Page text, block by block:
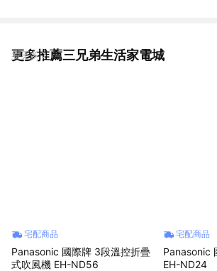
更多推薦三兄弟生活家電城
看更多
宅配商品
Panasonic 國際牌 3段溫控折疊
式吹風機 EH-ND56
宅配商品
Panasonic
EH-ND24